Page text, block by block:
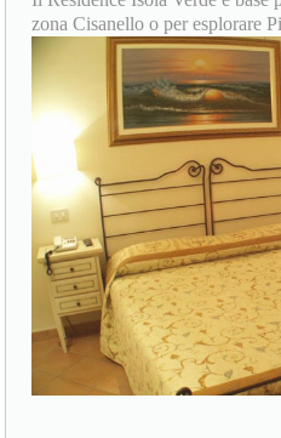
zona Cisanello o per esplorare